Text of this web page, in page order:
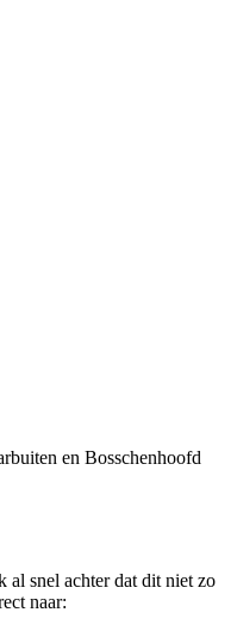
en Bosschenhoofd
al snel achter dat dit niet zo
naar: